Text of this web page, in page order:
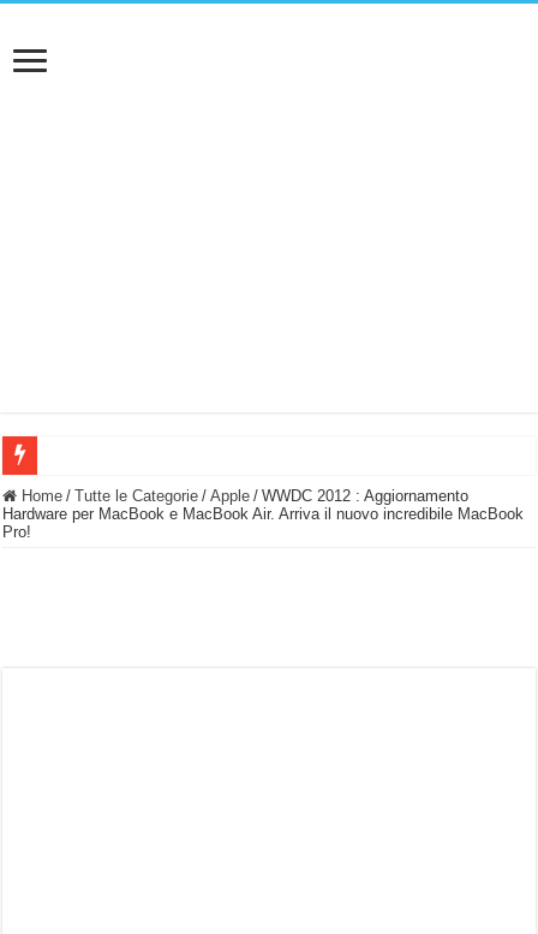
BASTA FATICARE! Questo robot tagliaerba lo appoggi e fa tutto lui! (Senza
PULISCE e SI SVUOTA DA SOLA! UWANT V600: Aspirapolvere senza fili con
Home / Tutte le Categorie / Apple / WWDC 2012 : Aggiornamento
Hardware per MacBook e MacBook Air. Arriva il nuovo incredibile MacBook
Pro!